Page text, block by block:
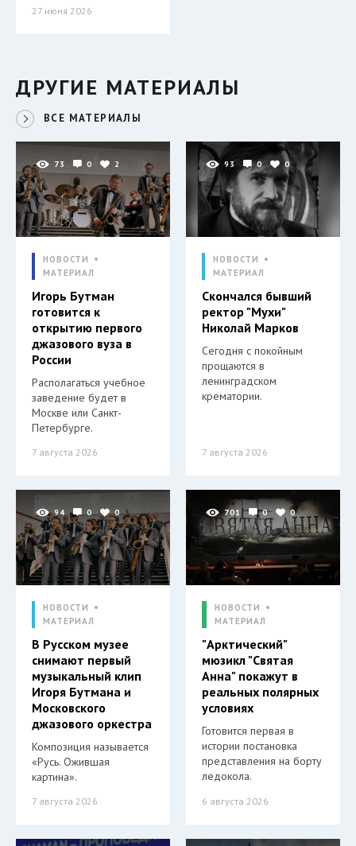
27 июня 2026
ДРУГИЕ МАТЕРИАЛЫ
ВСЕ МАТЕРИАЛЫ
73 0 2
НОВОСТИ
МАТЕРИАЛ
Игорь Бутман
готовится к
открытию первого
джазового вуза в
России
Располагаться учебное
заведение будет в
Москве или Санкт-
Петербурге.
7 августа 2026
93 0 0
НОВОСТИ
МАТЕРИАЛ
Скончался бывший
ректор "Мухи"
Николай Марков
Сегодня с покойным
прощаются в
ленинградском
крематории.
7 августа 2026
94 0 0
НОВОСТИ
МАТЕРИАЛ
В Русском музее
снимают первый
музыкальный клип
Игоря Бутмана и
Московского
джазового оркестра
Композиция называется
«Русь. Ожившая
картина».
7 августа 2026
701 0 0
НОВОСТИ
МАТЕРИАЛ
"Арктический"
мюзикл "Святая
Анна" покажут в
реальных полярных
условиях
Готовится первая в
истории постановка
представления на борту
ледокола.
6 августа 2026